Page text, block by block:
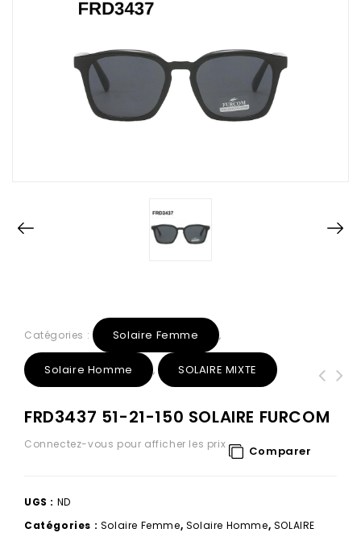
Catégories : Solaire Femme ,
Solaire Homme , SOLAIRE MIXTE
FRD3437 51-21-150 SOLAIRE FURCOM
Connectez-vous pour afficher les prix Comparer
UGS : ND
Catégories : Solaire Femme, Solaire Homme, SOLAIRE